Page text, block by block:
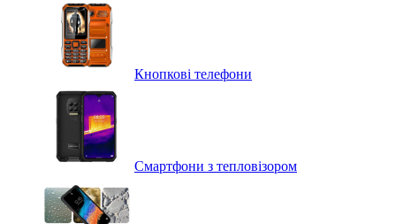
Кнопкові телефони
Смартфони з тепловізором